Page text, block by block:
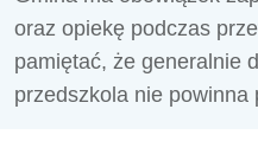
oraz opiekę podczas
pamiętać, że generalnie
przedszkola nie powinna